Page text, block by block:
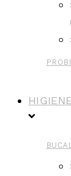
HIGIENE
BUCAL